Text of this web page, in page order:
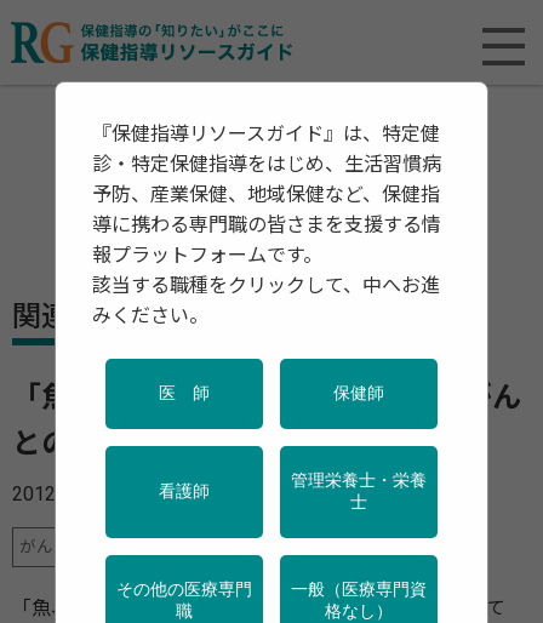
関連資料・リリース
「魚、n-3不飽和脂肪酸摂取量と肝がん
との関連について JPHC研究」
2012年06月07日
がん
「魚、n-3不飽和脂肪酸摂取量と肝がんとの関連について
『保健指導リソースガイド』は、特定健
診・特定保健指導をはじめ、生活習慣病
予防、産業保健、地域保健など、保健指
導に携わる専門職の皆さまを支援する情
報プラットフォームです。
該当する職種をクリックして、中へお進
みください。
医 師 保健師
看護師
管理栄養士・栄養
士
その他の医療専門
職
一般（医療専門資
格なし）